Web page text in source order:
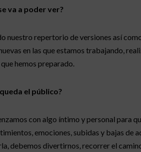
va a poder ver?
nuestro repertorio de versiones así
en las que estamos trabajando,
hemos preparado.
el público?
con algo íntimo y personal para
emociones, subidas y bajas
debemos divertirnos, recorrer el